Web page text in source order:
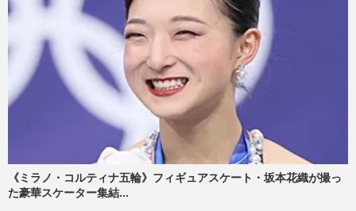
《ミラノ・コルティナ五輪》フィギュアスケート・坂本花織が撮っ
た豪華スケーター集結...